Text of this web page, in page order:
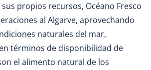
propios recursos, Océano Fresco
al Algarve, aprovechando
naturales del mar,
términos de disponibilidad de
el alimento natural de los